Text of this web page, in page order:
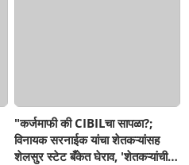
"कर्जमाफी की CIBILचा सापळा?;
विनायक सरनाईक यांचा शेतकऱ्यांसह
शेलसुर स्टेट बँकेत घेराव, 'शेतकऱ्यांची